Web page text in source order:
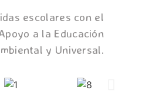
escolares con el
a la Educación
y Universal.